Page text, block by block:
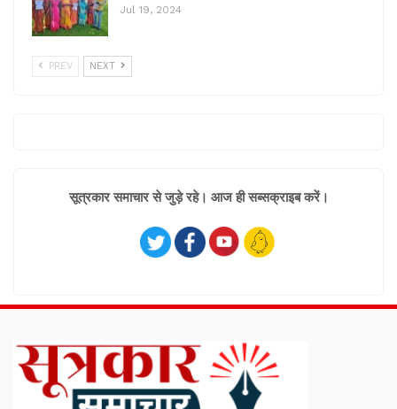
Jul 19, 2024
PREV NEXT
सूत्रकार समाचार से जुड़े रहे। आज ही सब्सक्राइब करें।